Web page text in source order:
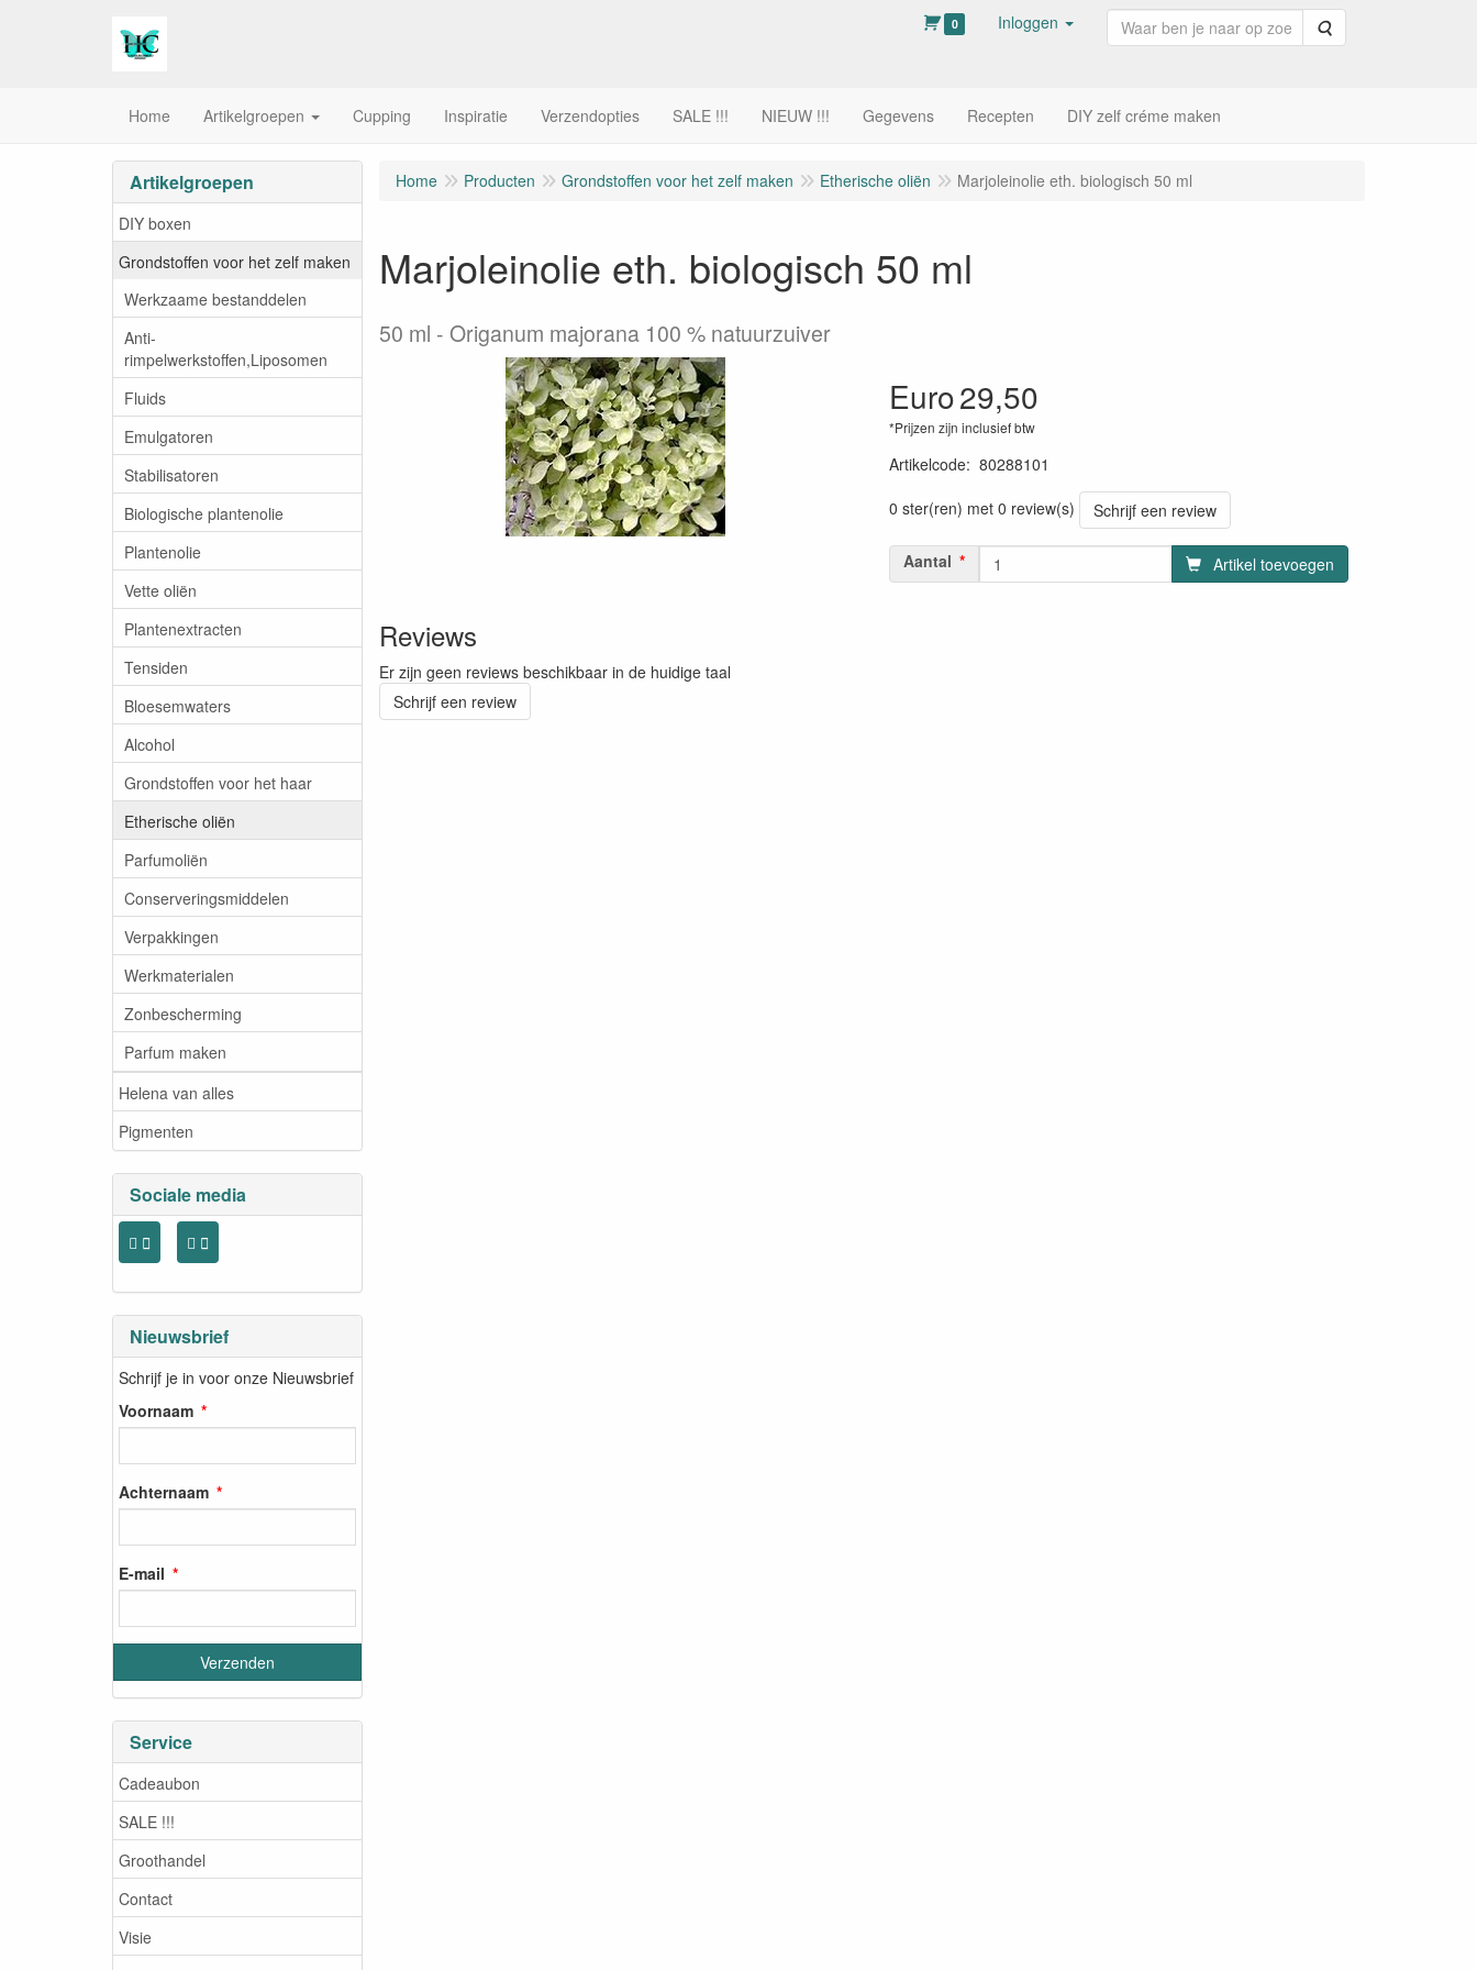
0 Inloggen Zoeken
Home Artikelgroepen Cupping Inspiratie Verzendopties SALE !!! NIEUW !!! Gegevens Recepten DIY zelf créme maken
Artikelgroepen
DIY boxen
Grondstoffen voor het zelf maken
Werkzaame bestanddelen
Anti-
rimpelwerkstoffen,Liposomen
Fluids
Emulgatoren
Stabilisatoren
Biologische plantenolie
Plantenolie
Vette oliën
Plantenextracten
Tensiden
Bloesemwaters
Alcohol
Grondstoffen voor het haar
Etherische oliën
Parfumoliën
Conserveringsmiddelen
Verpakkingen
Werkmaterialen
Zonbescherming
Parfum maken
Helena van alles
Pigmenten
Sociale media
Nieuwsbrief
Schrijf je in voor onze Nieuwsbrief
Voornaam
Achternaam
E-mail
Service
Cadeaubon
SALE !!!
Groothandel
Contact
Visie
Home Producten Grondstoffen voor het zelf maken Etherische oliën Marjoleinolie eth. biologisch 50 ml
Marjoleinolie eth. biologisch 50 ml
50 ml Origanum majorana 100 % natuurzuiver
Euro29,50
*Prijzen zijn inclusief btw
Artikelcode: 80288101
0 ster(ren) met 0 review(s)
Schrijf een review
Aantal Artikel toevoegen
Reviews
Er zijn geen reviews beschikbaar in de huidige taal
Schrijf een review